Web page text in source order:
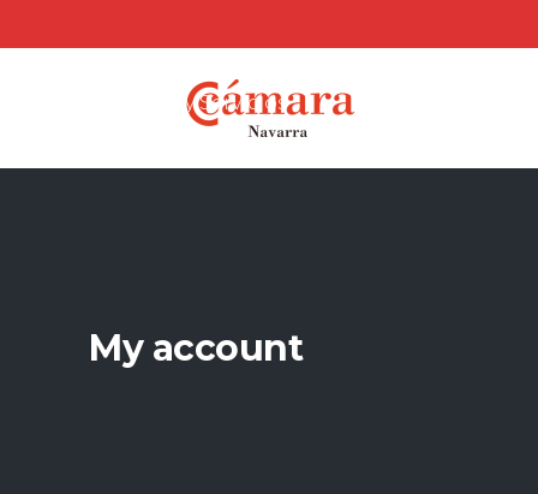
Cámara Navarra de Comercio,
Industria y Servicios
My account